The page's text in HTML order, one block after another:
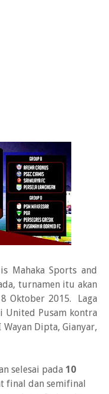
Mahaka Sports and
turnamen itu akan
Oktober 2015. Laga
United Pusam kontra
Dipta, Gianyar,
selesai pada 10
final dan semifinal